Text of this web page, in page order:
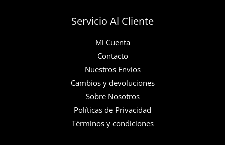
Servicio Al Cliente
Mi Cuenta
Contacto
Nuestros Envíos
Cambios y devoluciones
Sobre Nosotros
Políticas de Privacidad
Términos y condiciones